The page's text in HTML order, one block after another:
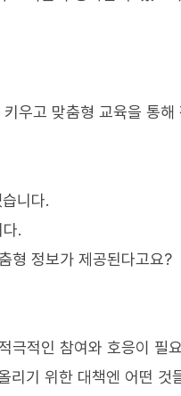
우고 맞춤형 교육을 통
니다.
.
형 정보가 제공된다고요?
극적인 참여와 호응이 필
리기 위한 대책엔 어떤 것